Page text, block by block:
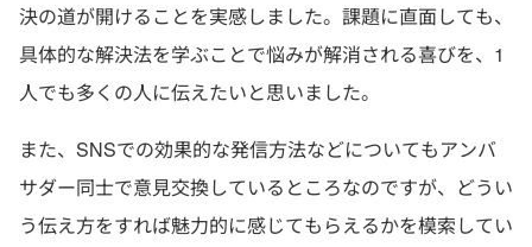
決の道が開けることを実感しました。課題に直面しても、
具体的な解決法を学ぶことで悩みが解消される喜びを、1
人でも多くの人に伝えたいと思いました。
また、SNSでの効果的な発信方法などについてもアンバ
サダー同士で意見交換しているところなのですが、どうい
う伝え方をすれば魅力的に感じてもらえるかを模索してい